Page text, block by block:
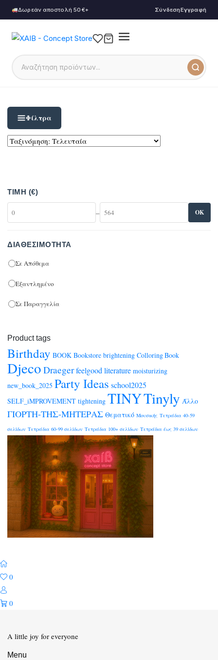
Δωρεάν αποστολή 50€+ ΣύνδεσηΕγγραφή
Φίλτρα
ΤΙΜΉ (€)
– OK
ΔΙΑΘΕΣΙΜΌΤΗΤΑ
Σε Απόθεμα
Εξαντλημένο
Σε Παραγγελία
Product tags
Birthday BOOK Bookstore brightening Colloring Book
Djeco Draegerfeelgood literature moisturizing
new_book_2025 Party Ideas school2025
SELF_iMPROVEMENT tightening TINYTinyly Άλλο
ΓΙΟΡΤΗ-ΤΗΣ-ΜΗΤΕΡΑΣ Θεματικό Μουσικής Τετράδια 40-59
σελίδων Τετράδια 60-99 σελίδων Τετράδια 100+ σελίδων Τετράδια έως 39 σελίδων
0
0
A little joy for everyone
Menu